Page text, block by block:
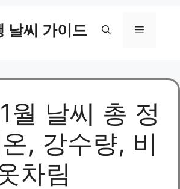
날씨 가이드 메
월 날씨 총 정
, 강수량, 비
차림